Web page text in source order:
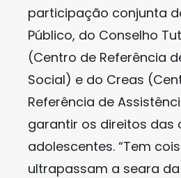
participação conjunta
Público, do Conselho
(Centro de Referência
Social) e do Creas
Referência de
garantir os direitos das
adolescentes. “Tem
ultrapassam a seara